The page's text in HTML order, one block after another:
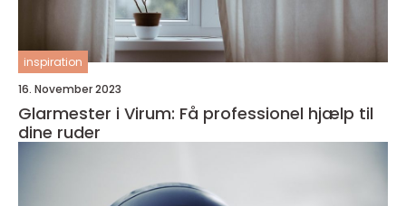
inspiration
16. November 2023
Glarmester i Virum: Få professionel hjælp til
dine ruder